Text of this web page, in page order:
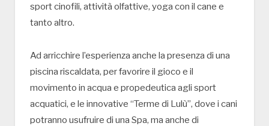
sport cinofili, attività olfattive, yoga con il cane e
tanto altro.
Ad arricchire l’esperienza anche la presenza di una
piscina riscaldata, per favorire il gioco e il
movimento in acqua e propedeutica agli sport
acquatici, e le innovative “Terme di Lulù”, dove i cani
potranno usufruire di una Spa, ma anche di